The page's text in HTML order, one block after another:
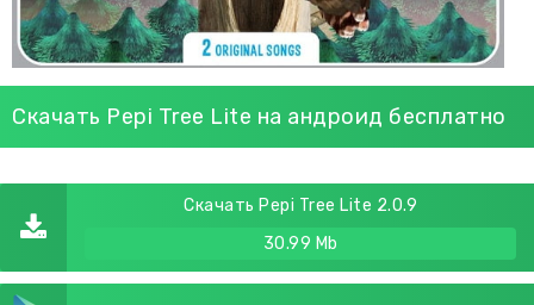
Скачать Pepi Tree Lite на андроид бесплатно
Скачать Pepi Tree Lite 2.0.9
30.99 Mb